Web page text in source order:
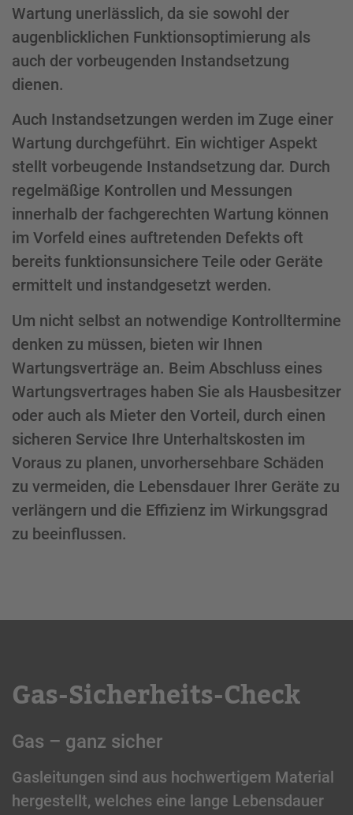
Wartung unerlässlich, da sie sowohl der
augenblicklichen Funktionsoptimierung als
auch der vorbeugenden Instandsetzung
dienen.
Auch Instandsetzungen werden im Zuge einer
Wartung durchgeführt. Ein wichtiger Aspekt
stellt vorbeugende Instandsetzung dar. Durch
regelmäßige Kontrollen und Messungen
innerhalb der fachgerechten Wartung können
im Vorfeld eines auftretenden Defekts oft
bereits funktionsunsichere Teile oder Geräte
ermittelt und instandgesetzt werden.
Um nicht selbst an notwendige Kontrolltermine
denken zu müssen, bieten wir Ihnen
Wartungsverträge an. Beim Abschluss eines
Wartungsvertrages haben Sie als Hausbesitzer
oder auch als Mieter den Vorteil, durch einen
sicheren Service Ihre Unterhaltskosten im
Voraus zu planen, unvorhersehbare Schäden
zu vermeiden, die Lebensdauer Ihrer Geräte zu
verlängern und die Effizienz im Wirkungsgrad
zu beeinflussen.
Gas-Sicherheits-Check
Gas – ganz sicher
Gasleitungen sind aus hochwertigem Material
hergestellt, welches eine lange Lebensdauer